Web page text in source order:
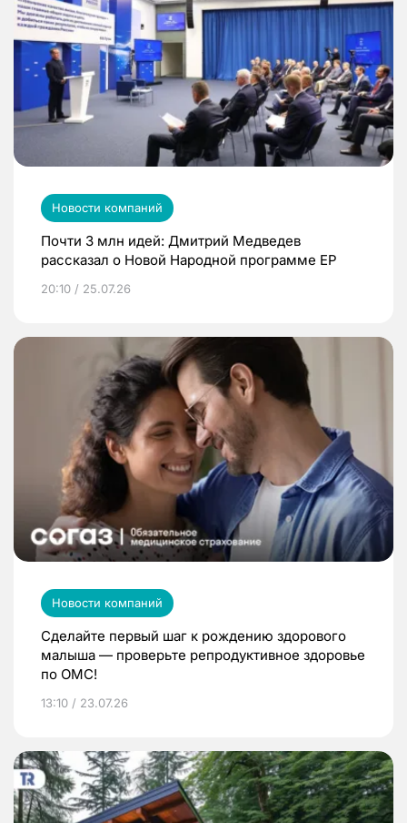
Новости компаний
Почти 3 млн идей: Дмитрий Медведев
рассказал о Новой Народной программе ЕР
20:10 / 25.07.26
Новости компаний
Сделайте первый шаг к рождению здорового
малыша — проверьте репродуктивное здоровье
по ОМС!
13:10 / 23.07.26